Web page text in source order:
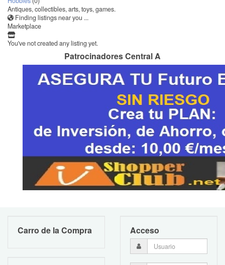
Antiques, collectibles, arts, toys, games.
Finding listings near you ...
Marketplace
You've not created any listing yet.
Patrocinadores Central A
Carro de la Compra Acceso